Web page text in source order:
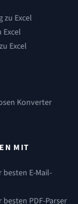
zu Excel
Excel
Excel
Konverter
MIT
besten E-Mail-
besten PDF-Parser